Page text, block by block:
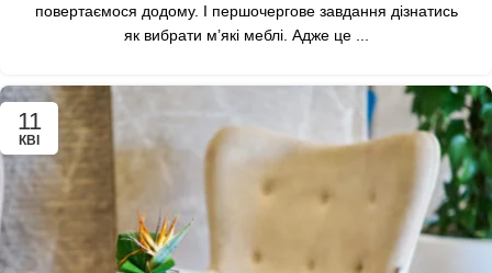
повертаємося додому. І першочергове завдання дізнатись
як вибрати м’які меблі. Адже це ...
11
КВІ